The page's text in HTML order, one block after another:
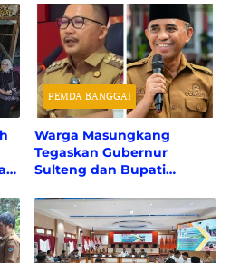
PEMDA BANGGAI
Warga Masungkang
Tegaskan Gubernur
Sulteng dan Bupati
Bekerja